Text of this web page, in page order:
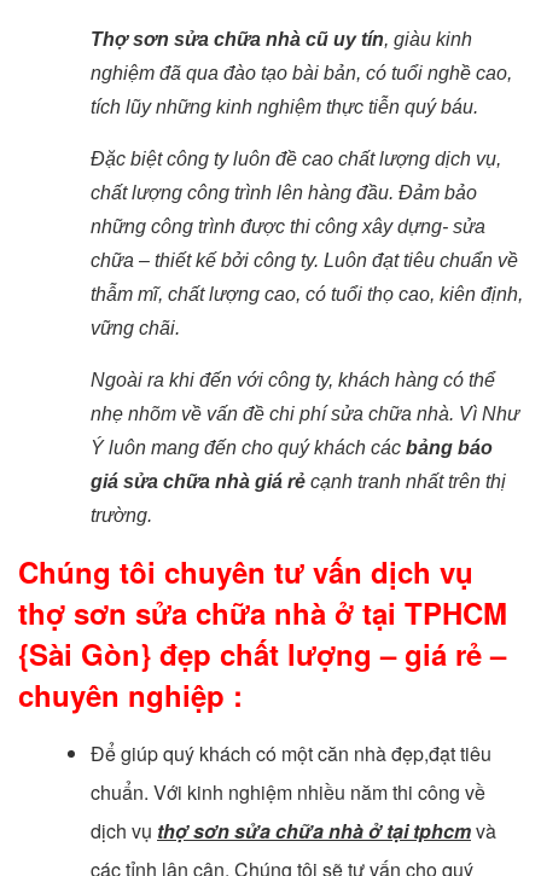
Thợ sơn sửa chữa nhà cũ uy tín, giàu kinh
nghiệm đã qua đào tạo bài bản, có tuổi nghề cao,
tích lũy những kinh nghiệm thực tiễn quý báu.
Đặc biệt công ty luôn đề cao chất lượng dịch vụ,
chất lượng công trình lên hàng đầu. Đảm bảo
những công trình được thi công xây dựng- sửa
chữa – thiết kế bởi công ty. Luôn đạt tiêu chuẩn về
thẫm mĩ, chất lượng cao, có tuổi thọ cao, kiên định,
vững chãi.
Ngoài ra khi đến với công ty, khách hàng có thể
nhẹ nhõm về vấn đề chi phí sửa chữa nhà. Vì Như
Ý luôn mang đến cho quý khách các bảng báo
giá sửa chữa nhà giá rẻ cạnh tranh nhất trên thị
trường.
Chúng tôi chuyên tư vấn dịch vụ
thợ sơn sửa chữa nhà ở tại TPHCM
{Sài Gòn} đẹp chất lượng – giá rẻ –
chuyên nghiệp :
Để giúp quý khách có một căn nhà đẹp,đạt tiêu
chuẩn. Với kinh nghiệm nhiều năm thi công về
dịch vụ thợ sơn sửa chữa nhà ở tại tphcmvà
các tỉnh lân cận. Chúng tôi sẽ tư vấn cho quý